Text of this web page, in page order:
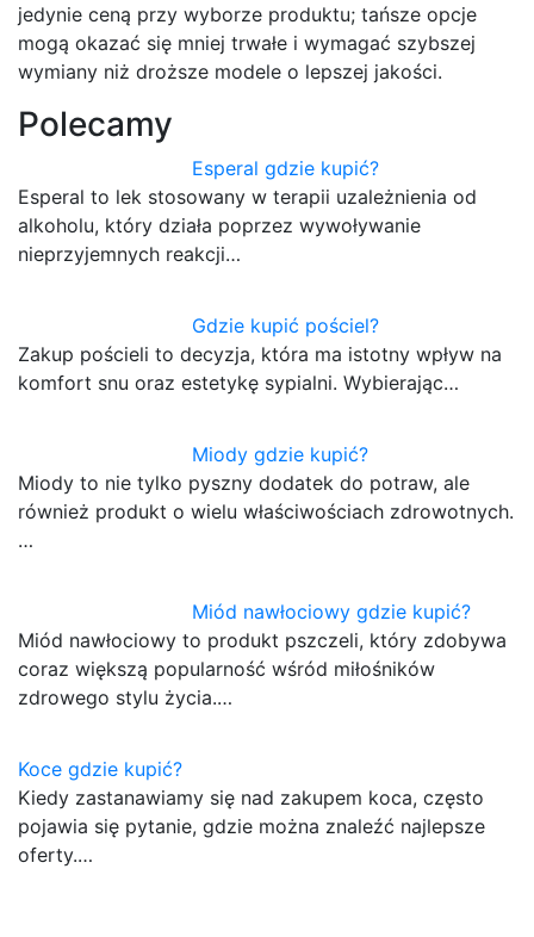
jedynie ceną przy wyborze produktu; tańsze opcje
mogą okazać się mniej trwałe i wymagać szybszej
wymiany niż droższe modele o lepszej jakości.
Polecamy
Esperal gdzie kupić?
Esperal to lek stosowany w terapii uzależnienia od
alkoholu, który działa poprzez wywoływanie
nieprzyjemnych reakcji…
Gdzie kupić pościel?
Zakup pościeli to decyzja, która ma istotny wpływ na
komfort snu oraz estetykę sypialni. Wybierając…
Miody gdzie kupić?
Miody to nie tylko pyszny dodatek do potraw, ale
również produkt o wielu właściwościach zdrowotnych.
…
Miód nawłociowy gdzie kupić?
Miód nawłociowy to produkt pszczeli, który zdobywa
coraz większą popularność wśród miłośników
zdrowego stylu życia.…
Koce gdzie kupić?
Kiedy zastanawiamy się nad zakupem koca, często
pojawia się pytanie, gdzie można znaleźć najlepsze
oferty.…